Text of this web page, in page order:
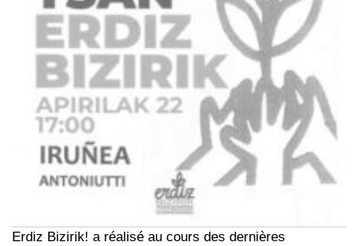
Erdiz Bizirik! a réalisé au cours des dernières